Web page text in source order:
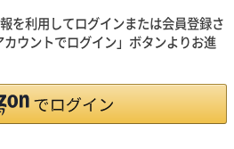
を利用してログインまたは会員登録さ
ウントでログイン」ボタンよりお進